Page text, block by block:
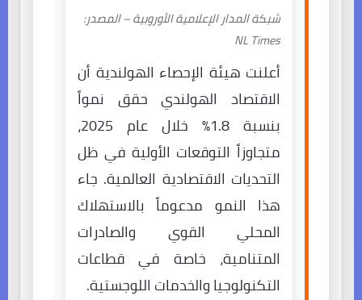
شبكة المدار الإعلامية الأوروبية – المصدر:
NL Times
أعلنت هيئة الإحصاء الهولندية أن
الاقتصاد الهولندي حقق نمواً
بنسبة 1.8% خلال عام 2025،
متجاوزاً التوقعات الأولية في ظل
التحديات الاقتصادية العالمية. جاء
هذا النمو مدعوماً بالاستهلاك
المحلي القوي والصادرات
المتنامية، خاصة في قطاعات
التكنولوجيا والخدمات اللوجستية.